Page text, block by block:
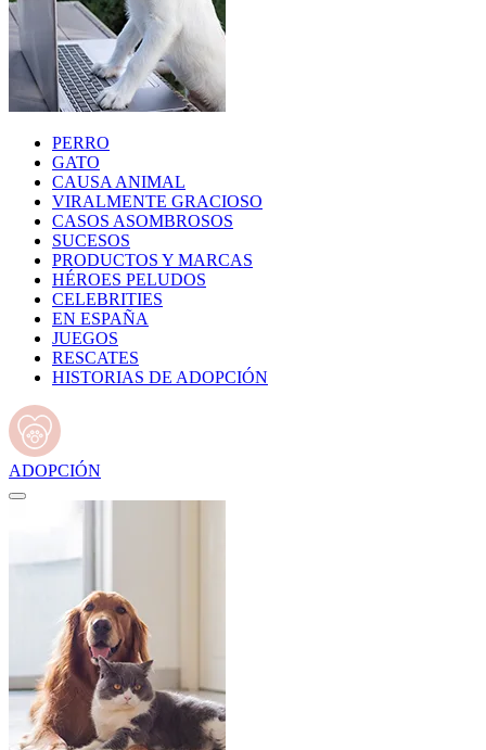
PERRO
GATO
CAUSA ANIMAL
VIRALMENTE GRACIOSO
CASOS ASOMBROSOS
SUCESOS
PRODUCTOS Y MARCAS
HÉROES PELUDOS
CELEBRITIES
EN ESPAÑA
JUEGOS
RESCATES
HISTORIAS DE ADOPCIÓN
ADOPCIÓN